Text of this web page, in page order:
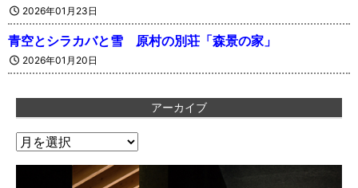
2026年01月23日
青空とシラカバと雪 原村の別荘「森景の家」
2026年01月20日
アーカイブ
ア